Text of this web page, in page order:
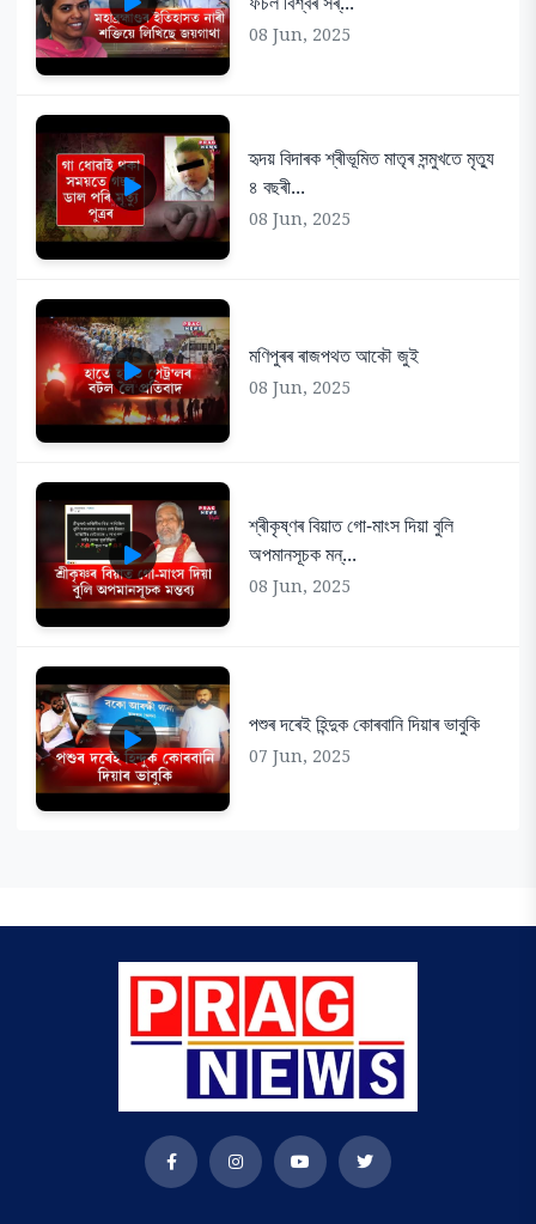
08 Jun, 2025
হৃদয় বিদাৰক শ্ৰীভূমিত মাতৃৰ সন্মুখতে মৃত্যু
৪ বছৰী...
08 Jun, 2025
মণিপুৰৰ ৰাজপথত আকৌ জুই
08 Jun, 2025
শ্ৰীকৃষ্ণৰ বিয়াত গো-মাংস দিয়া বুলি
অপমানসূচক মন্...
08 Jun, 2025
পশুৰ দৰেই হিন্দুক কোৰবানি দিয়াৰ ভাবুকি
07 Jun, 2025